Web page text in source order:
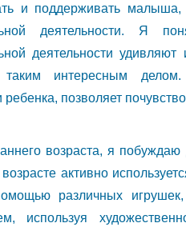
и поддерживать
деятельности. Я
деятельности
таким интересным
позволяет
возраста, я
активно
различных
используя